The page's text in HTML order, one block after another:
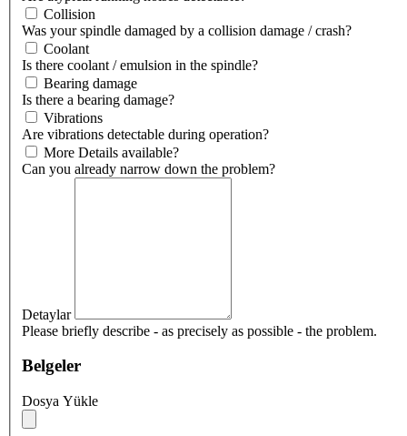
Collision
Was your spindle damaged by a collision damage / crash?
Coolant
Is there coolant / emulsion in the spindle?
Bearing damage
Is there a bearing damage?
Vibrations
Are vibrations detectable during operation?
More Details available?
Can you already narrow down the problem?
Detaylar
Please briefly describe - as precisely as possible - the problem.
Belgeler
Dosya Yükle